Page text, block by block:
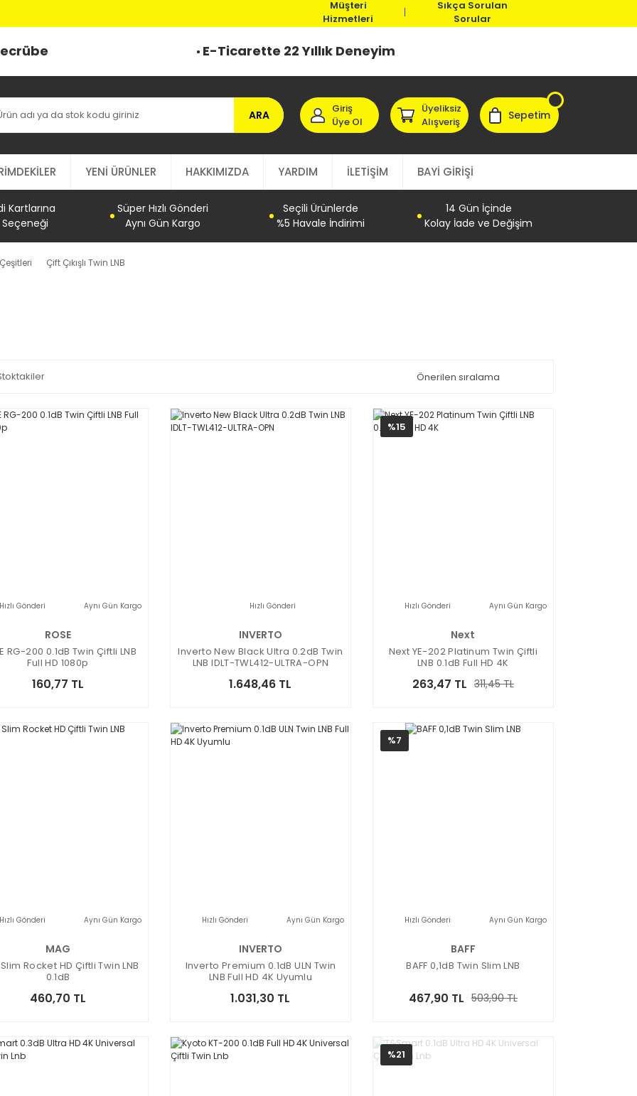
Müşteri
Hizmetleri
Sıkça Sorulan
Sorular
E-Ticarette 22 Yıllık Deneyim
ARA
Giriş
Üye Ol
Üyeliksiz
Alışveriş
Sepetim
YENİ ÜRÜNLER HAKKIMIZDA YARDIM İLETİŞİM BAYİ GİRİŞİ
Kartlarına
Süper Hızlı Gönderi
Aynı Gün Kargo
Seçili Ürünlerde
%5 Havale İndirimi
14 Gün İçinde
Kolay İade ve Değişim
Çift Çıkışlı Twin LNB
Hızlı Gönderi Aynı Gün Kargo
ROSE
RG-200 0.1dB Twin Çiftli LNB
Full HD 1080p
160,77 TL
Hızlı Gönderi
INVERTO
Inverto New Black Ultra 0.2dB Twin
LNB IDLT-TWL412-ULTRA-OPN
1.648,46 TL
%15
Hızlı Gönderi Aynı Gün Kargo
Next
Next YE-202 Platinum Twin Çiftli
LNB 0.1dB Full HD 4K
263,47 TL 311,45 TL
Hızlı Gönderi Aynı Gün Kargo
MAG
Rocket HD Çiftli Twin LNB
0.1dB
460,70 TL
Hızlı Gönderi Aynı Gün Kargo
INVERTO
Inverto Premium 0.1dB ULN Twin
LNB Full HD 4K Uyumlu
1.031,30 TL
%7
Hızlı Gönderi Aynı Gün Kargo
BAFF
BAFF 0,1dB Twin Slim LNB
467,90 TL 503,90 TL
%21